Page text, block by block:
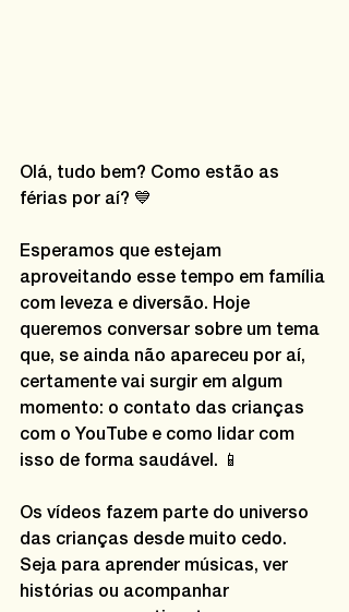
Olá, tudo bem? Como estão as
férias por aí? 💙
Esperamos que estejam
aproveitando esse tempo em família
com leveza e diversão. Hoje
queremos conversar sobre um tema
que, se ainda não apareceu por aí,
certamente vai surgir em algum
momento: o contato das crianças
com o YouTube e como lidar com
isso de forma saudável. 📱
Os vídeos fazem parte do universo
das crianças desde muito cedo.
Seja para aprender músicas, ver
histórias ou acompanhar